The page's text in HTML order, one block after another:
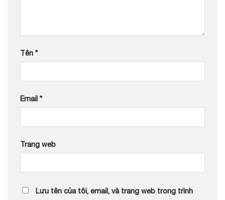
Tên *
Email *
Trang web
Lưu tên của tôi, email, và trang web trong trình